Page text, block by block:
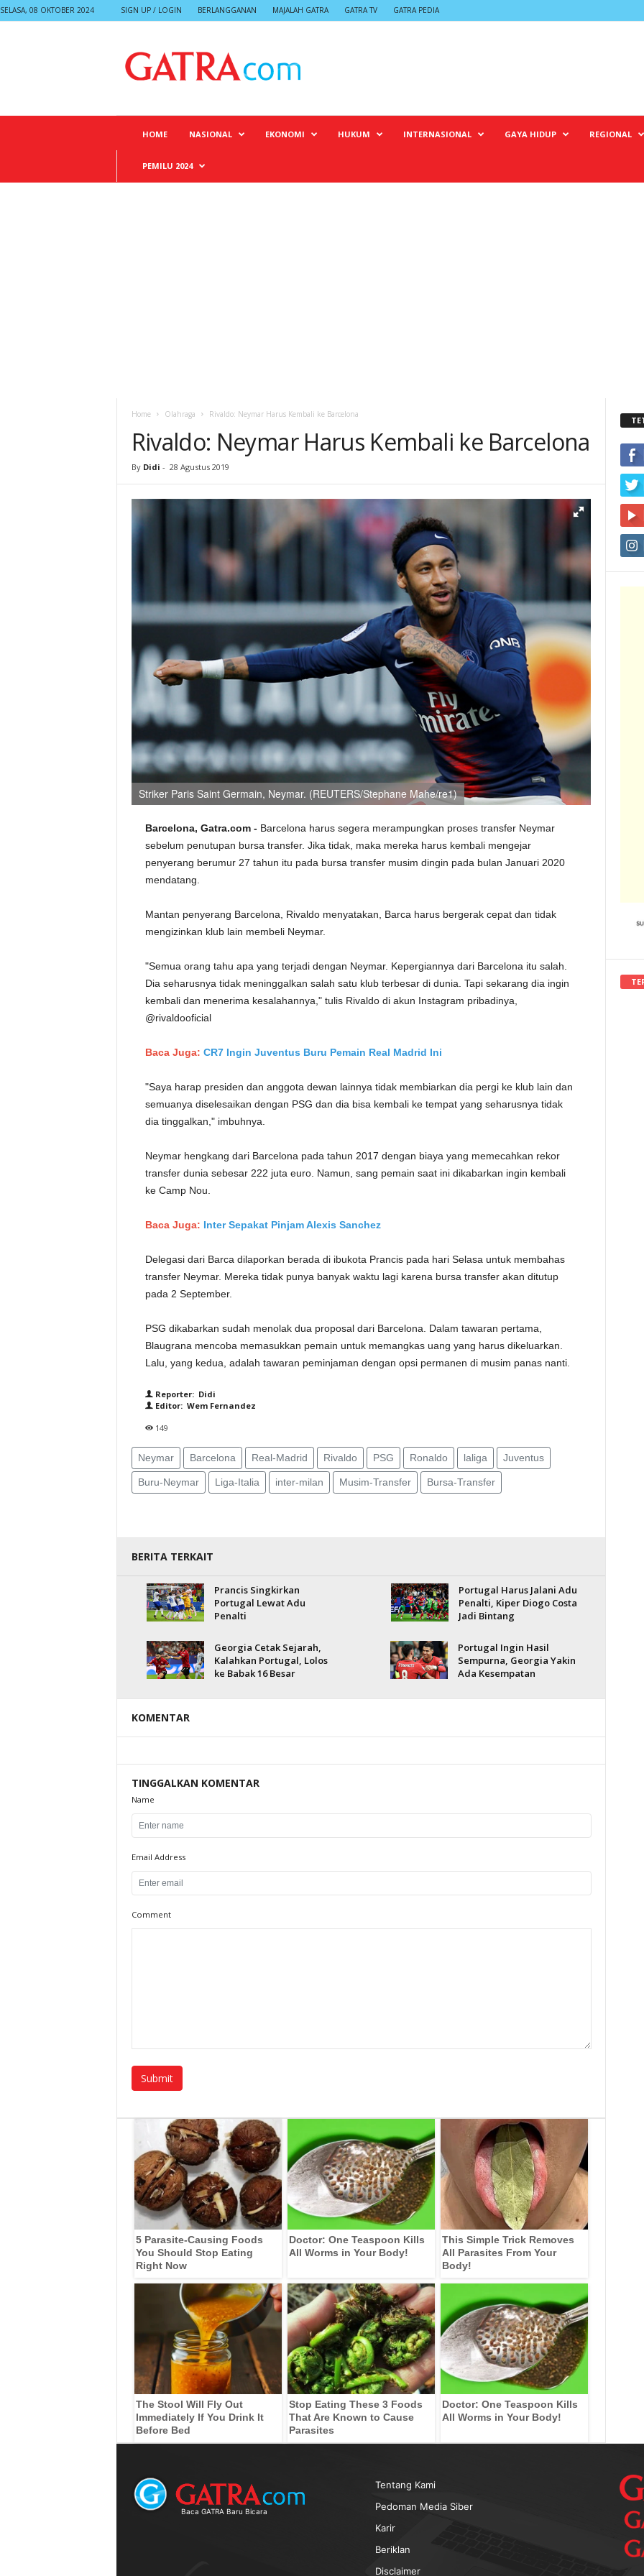
SELASA, 08 OKTOBER 2024 SIGN UP / LOGIN BERLANGGANAN MAJALAH GATRA GATRA TV GATRA PEDIA
HOME NASIONAL EKONOMI HUKUM INTERNASIONAL GAYA HIDUP REGIONAL
PEMILU 2024
Home Olahraga Rivaldo: Neymar Harus Kembali ke Barcelona
Rivaldo: Neymar Harus Kembali ke Barcelona
By Didi - 28 Agustus 2019
Striker Paris Saint Germain, Neymar. (REUTERS/Stephane Mahe/re1)
Barcelona, Gatra.com - Barcelona harus segera merampungkan proses transfer Neymar
sebelum penutupan bursa transfer. Jika tidak, maka mereka harus kembali mengejar
penyerang berumur 27 tahun itu pada bursa transfer musim dingin pada bulan Januari 2020
mendatang.
Mantan penyerang Barcelona, Rivaldo menyatakan, Barca harus bergerak cepat dan tidak
mengizinkan klub lain membeli Neymar.
"Semua orang tahu apa yang terjadi dengan Neymar. Kepergiannya dari Barcelona itu salah.
Dia seharusnya tidak meninggalkan salah satu klub terbesar di dunia. Tapi sekarang dia ingin
kembali dan menerima kesalahannya," tulis Rivaldo di akun Instagram pribadinya,
@rivaldooficial
Baca Juga: CR7 Ingin Juventus Buru Pemain Real Madrid Ini
"Saya harap presiden dan anggota dewan lainnya tidak membiarkan dia pergi ke klub lain dan
semuanya diselesaikan dengan PSG dan dia bisa kembali ke tempat yang seharusnya tidak
dia tinggalkan," imbuhnya.
Neymar hengkang dari Barcelona pada tahun 2017 dengan biaya yang memecahkan rekor
transfer dunia sebesar 222 juta euro. Namun, sang pemain saat ini dikabarkan ingin kembali
ke Camp Nou.
Baca Juga: Inter Sepakat Pinjam Alexis Sanchez
Delegasi dari Barca dilaporkan berada di ibukota Prancis pada hari Selasa untuk membahas
transfer Neymar. Mereka tidak punya banyak waktu lagi karena bursa transfer akan ditutup
pada 2 September.
PSG dikabarkan sudah menolak dua proposal dari Barcelona. Dalam tawaran pertama,
Blaugrana mencoba memasukkan pemain untuk memangkas uang yang harus dikeluarkan.
Lalu, yang kedua, adalah tawaran peminjaman dengan opsi permanen di musim panas nanti.
Reporter: Didi
Editor: Wem Fernandez
149
Neymar Barcelona Real-Madrid Rivaldo PSG Ronaldo laliga Juventus
Buru-Neymar Liga-Italia inter-milan Musim-Transfer Bursa-Transfer
BERITA TERKAIT
Prancis Singkirkan
Portugal Lewat Adu
Penalti
Portugal Harus Jalani Adu
Penalti, Kiper Diogo Costa
Jadi Bintang
Georgia Cetak Sejarah,
Kalahkan Portugal, Lolos
ke Babak 16 Besar
Portugal Ingin Hasil
Sempurna, Georgia Yakin
Ada Kesempatan
KOMENTAR
TINGGALKAN KOMENTAR
Name
Email Address
Comment
5 Parasite-Causing Foods
You Should Stop Eating
Right Now
Doctor: One Teaspoon Kills
All Worms in Your Body!
This Simple Trick Removes
All Parasites From Your
Body!
The Stool Will Fly Out
Immediately If You Drink It
Before Bed
Stop Eating These 3 Foods
That Are Known to Cause
Parasites
Doctor: One Teaspoon Kills
All Worms in Your Body!
Baca GATRA Baru Bicara
Tentang Kami
Pedoman Media Siber
Karir
Beriklan
Disclaimer